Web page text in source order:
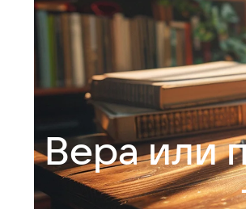
Вера или